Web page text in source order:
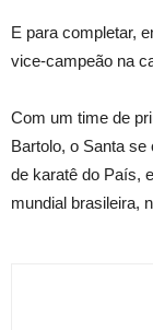
E para completar,
vice-campeão na
Com um time de
Bartolo, o Santa
de karatê do País,
mundial brasileira,